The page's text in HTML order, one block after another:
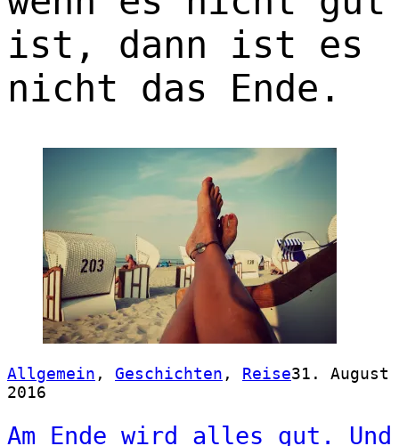
ist, dann ist es
nicht das Ende.
Allgemein , Geschichten , Reise31. August
2016
Am Ende wird alles gut. Und